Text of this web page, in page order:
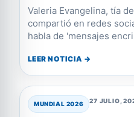
Valeria Evangelina, tía
compartió en redes
habla de 'mensajes
LEER NOTICIA →
MUNDIAL 2026 27 JULIO,